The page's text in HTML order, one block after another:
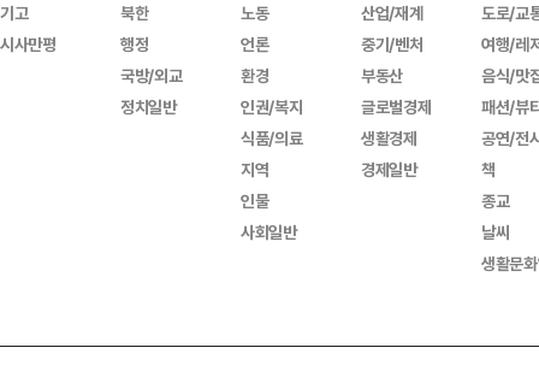
기고
시사만평
북한
행정
국방/외교
정치일반
노동
언론
환경
인권/복지
식품/의료
지역
인물
사회일반
산업/재계
중기/벤처
부동산
글로벌경제
생활경제
경제일반
도로/교
여행/레
음식/맛
패션/뷰
공연/전
책
종교
날씨
생활문